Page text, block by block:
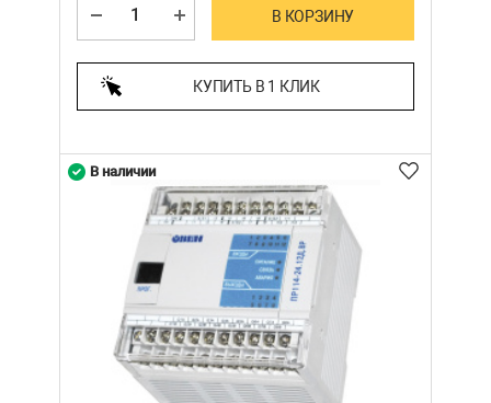
В КОРЗИНУ
КУПИТЬ В 1 КЛИК
В наличии